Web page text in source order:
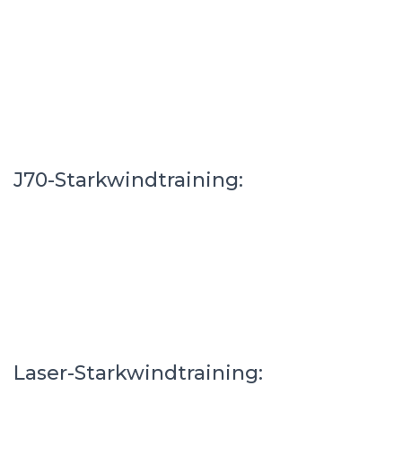
J70-Starkwindtraining:
Laser-Starkwindtraining: